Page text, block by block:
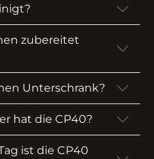
zubereitet
Unterschrank?
hat die CP40?
ist die CP40